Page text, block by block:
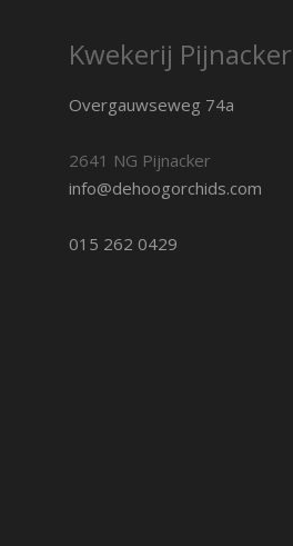
Kwekerij Pijnacker
Overgauwseweg 74a
2641 NG Pijnacker
info@dehoogorchids.com
015 262 0429